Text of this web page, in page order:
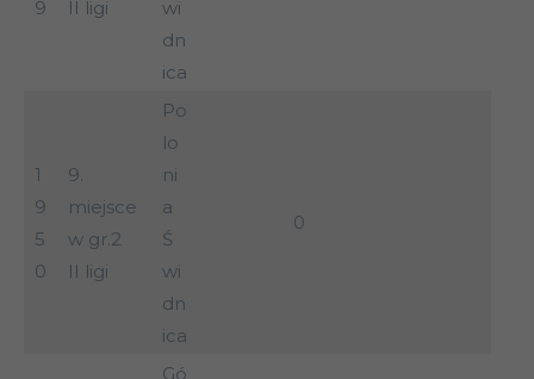
9 II ligi
wi
dn
ica
1
9
5
0
9.
miejsce
w gr.2
II ligi
Po
lo
ni
a
Ś
wi
dn
ica
0
Gó